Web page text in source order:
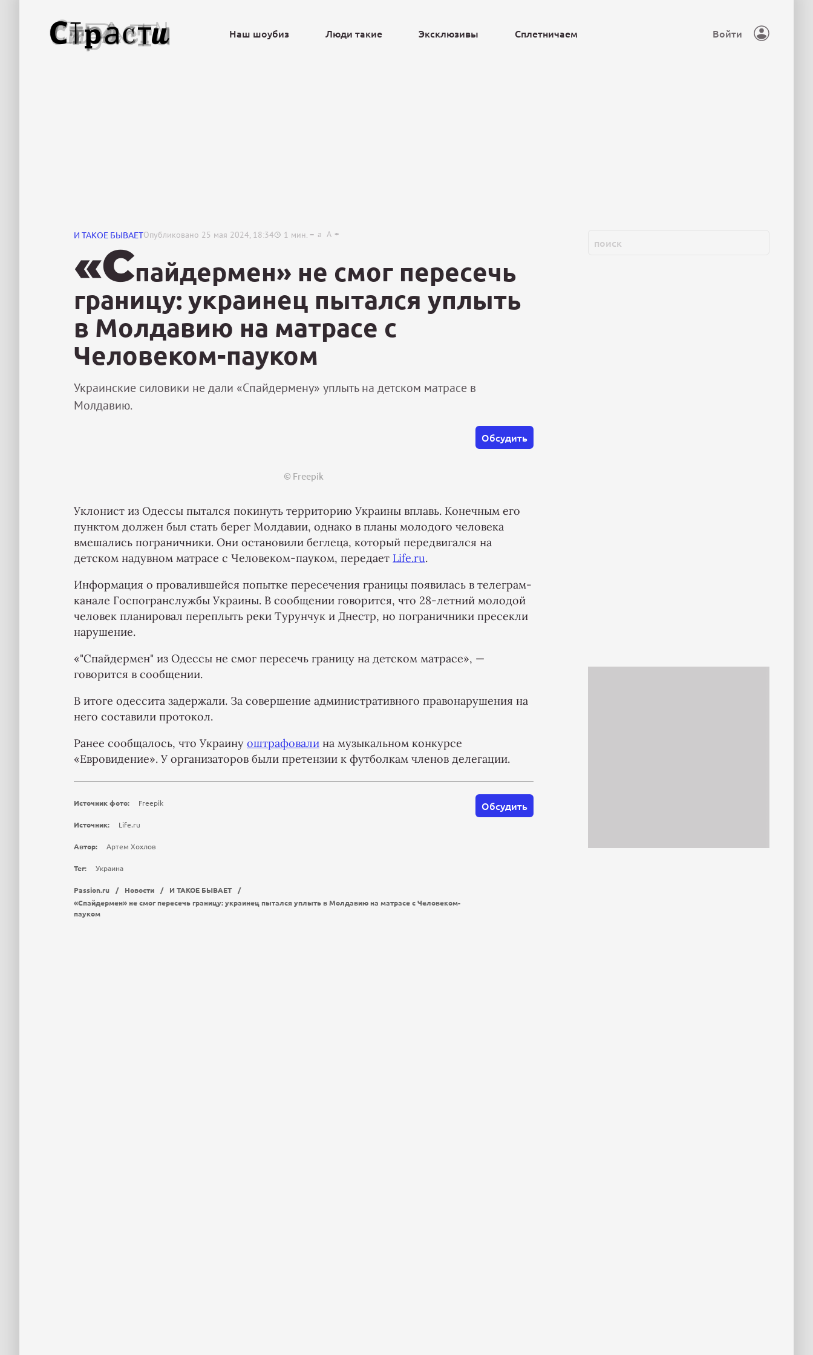
Наш шоубиз Люди такие Эксклюзивы Сплетничаем Войти
И ТАКОЕ БЫВАЕТОпубликовано 25 мая 2024, 18:34 1 мин. a A
«Спайдермен» не смог пересечь
границу: украинец пытался уплыть
в Молдавию на матрасе с
Человеком-пауком
Украинские силовики не дали «Спайдермену» уплыть на детском матрасе в
Молдавию.
Обсудить
© Freepik
Уклонист из Одессы пытался покинуть территорию Украины вплавь. Конечным его
пунктом должен был стать берег Молдавии, однако в планы молодого человека
вмешались пограничники. Они остановили беглеца, который передвигался на
детском надувном матрасе с Человеком-пауком, передает Life.ru.
Информация о провалившейся попытке пересечения границы появилась в телеграм-
канале Госпогранслужбы Украины. В сообщении говорится, что 28-летний молодой
человек планировал переплыть реки Турунчук и Днестр, но пограничники пресекли
нарушение.
«"Спайдермен" из Одессы не смог пересечь границу на детском матрасе», —
говорится в сообщении.
В итоге одессита задержали. За совершение административного правонарушения на
него составили протокол.
Ранее сообщалось, что Украину оштрафовали на музыкальном конкурсе
«Евровидение». У организаторов были претензии к футболкам членов делегации.
Обсудить
Источник фото: Freepik
Источник: Life.ru
Автор: Артем Хохлов
Тег: Украина
Passion.ru / Новости / И ТАКОЕ БЫВАЕТ
/
«Спайдермен» не смог пересечь границу: украинец пытался уплыть в Молдавию на матрасе с Человеком-
пауком